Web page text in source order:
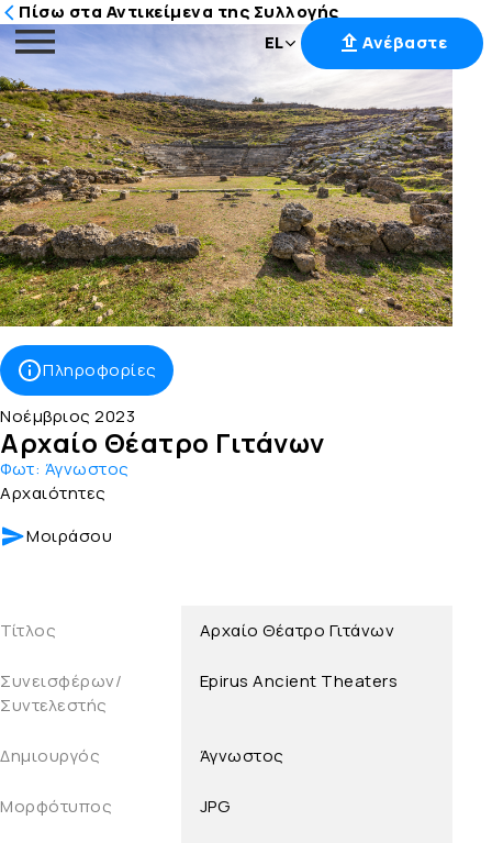
Μετάβαση
στο
περιεχόμενο
EL Ανέβαστε
Πίσω στα Αντικείμενα της Συλλογής
Πληροφορίες
Νοέμβριος 2023
Αρχαίο Θέατρο Γιτάνων
Φωτ: Άγνωστος
Αρχαιότητες
Μοιράσου
Τίτλος Αρχαίο Θέατρο Γιτάνων
Συνεισφέρων/
Συντελεστής
Epirus Ancient Theaters
Δημιουργός Άγνωστος
Μορφότυπος JPG